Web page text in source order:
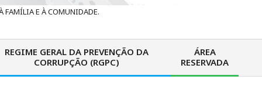
FAMÍLIA E À COMUNIDADE.
REGIME GERAL DA PREVENÇÃO DA
CORRUPÇÃO (RGPC)
ÁREA
RESERVADA